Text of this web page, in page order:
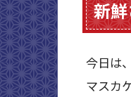
新
今日は
マスカ